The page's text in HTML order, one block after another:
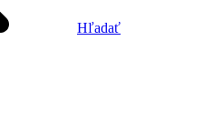
Hľadať